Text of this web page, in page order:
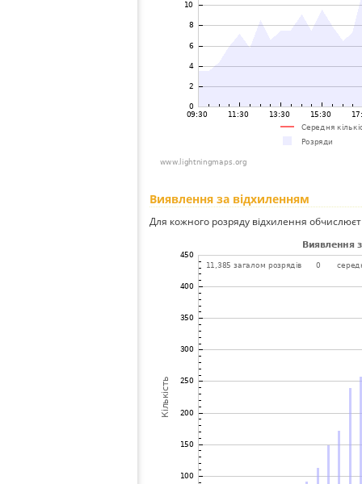
Виявлення за відхиленням
Для кожного розряду відхилення